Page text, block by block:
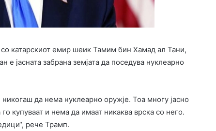
со катарскиот емир шеик Тамим бин Хамад ал Тани,
е јасната забрана земјата да поседува нуклеарно
да нема нуклеарно оружје. Тоа многу јасно
купуваат и нема да имаат никаква врска со него.
рече Трамп.